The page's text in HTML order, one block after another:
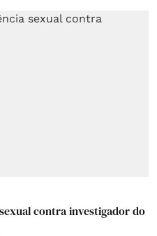
contra investigador do